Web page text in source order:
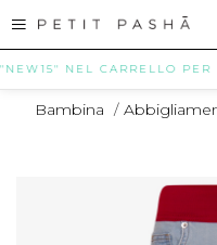
NEL CARRELLO PER
Bambina /